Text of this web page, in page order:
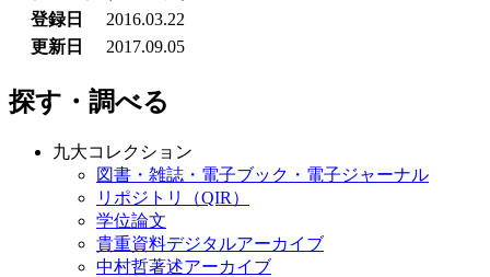
登録日
2016.03.22
更新日
2017.09.05
探す・調べる
九大コレクション
図書・雑誌・電子ブック・電子ジャーナル
リポジトリ（QIR）
学位論文
貴重資料デジタルアーカイブ
中村哲著述アーカイブ